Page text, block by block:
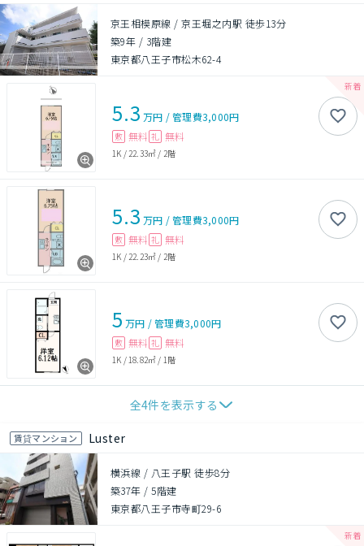
京王相模原線 / 京王堀之内駅 徒歩13分
築9年 / 3階建
東京都八王子市松木62-4
5.3 万円 /管理費3,000円
敷 無料 礼 無料
1K / 22.33㎡ / 2階
5.3 万円 /管理費3,000円
敷 無料 礼 無料
1K / 22.23㎡ / 2階
5 万円 /管理費3,000円
敷 無料 礼 無料
1K / 18.82㎡ / 1階
全4件を表示する
賃貸マンション Luster
横浜線 / 八王子駅 徒歩8分
築37年 /5階建
東京都八王子市寺町29-6